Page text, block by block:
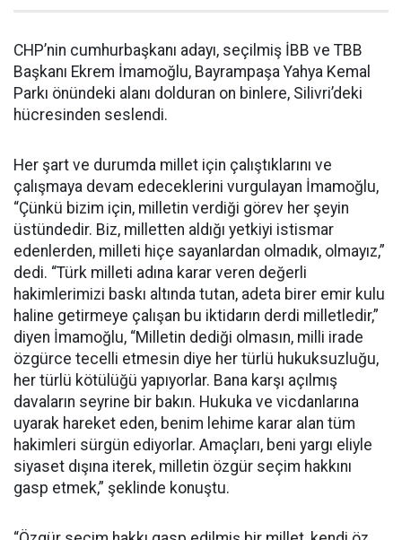
CHP’nin cumhurbaşkanı adayı, seçilmiş İBB ve TBB
Başkanı Ekrem İmamoğlu, Bayrampaşa Yahya Kemal
Parkı önündeki alanı dolduran on binlere, Silivri’deki
hücresinden seslendi.
Her şart ve durumda millet için çalıştıklarını ve
çalışmaya devam edeceklerini vurgulayan İmamoğlu,
“Çünkü bizim için, milletin verdiği görev her şeyin
üstündedir. Biz, milletten aldığı yetkiyi istismar
edenlerden, milleti hiçe sayanlardan olmadık, olmayız,”
dedi. “Türk milleti adına karar veren değerli
hakimlerimizi baskı altında tutan, adeta birer emir kulu
haline getirmeye çalışan bu iktidarın derdi milletledir,”
diyen İmamoğlu, “Milletin dediği olmasın, milli irade
özgürce tecelli etmesin diye her türlü hukuksuzluğu,
her türlü kötülüğü yapıyorlar. Bana karşı açılmış
davaların seyrine bir bakın. Hukuka ve vicdanlarına
uyarak hareket eden, benim lehime karar alan tüm
hakimleri sürgün ediyorlar. Amaçları, beni yargı eliyle
siyaset dışına iterek, milletin özgür seçim hakkını
gasp etmek,” şeklinde konuştu.